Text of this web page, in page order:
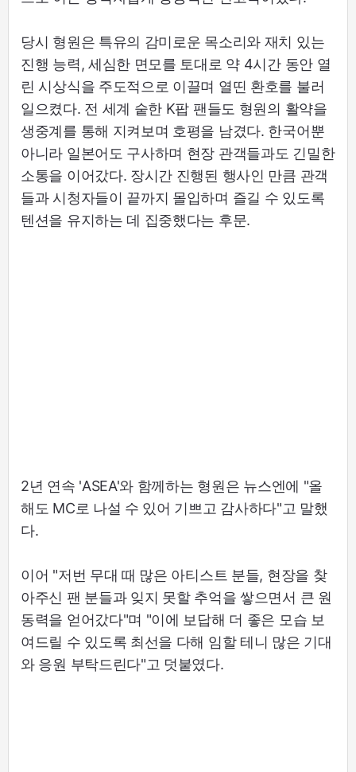
당시 형원은 특유의 감미로운 목소리와 재치 있는
진행 능력, 세심한 면모를 토대로 약 4시간 동안 열
린 시상식을 주도적으로 이끌며 열띤 환호를 불러
일으켰다. 전 세계 숱한 K팝 팬들도 형원의 활약을
생중계를 통해 지켜보며 호평을 남겼다. 한국어뿐
아니라 일본어도 구사하며 현장 관객들과도 긴밀한
소통을 이어갔다. 장시간 진행된 행사인 만큼 관객
들과 시청자들이 끝까지 몰입하며 즐길 수 있도록
텐션을 유지하는 데 집중했다는 후문.
2년 연속 'ASEA'와 함께하는 형원은 뉴스엔에 "올
해도 MC로 나설 수 있어 기쁘고 감사하다"고 말했
다.
이어 "저번 무대 때 많은 아티스트 분들, 현장을 찾
아주신 팬 분들과 잊지 못할 추억을 쌓으면서 큰 원
동력을 얻어갔다"며 "이에 보답해 더 좋은 모습 보
여드릴 수 있도록 최선을 다해 임할 테니 많은 기대
와 응원 부탁드린다"고 덧붙였다.